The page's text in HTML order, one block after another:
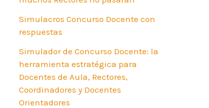
Simulacros Concurso Docente con
respuestas
Simulador de Concurso Docente: la
herramienta estratégica para
Docentes de Aula, Rectores,
Coordinadores y Docentes
Orientadores